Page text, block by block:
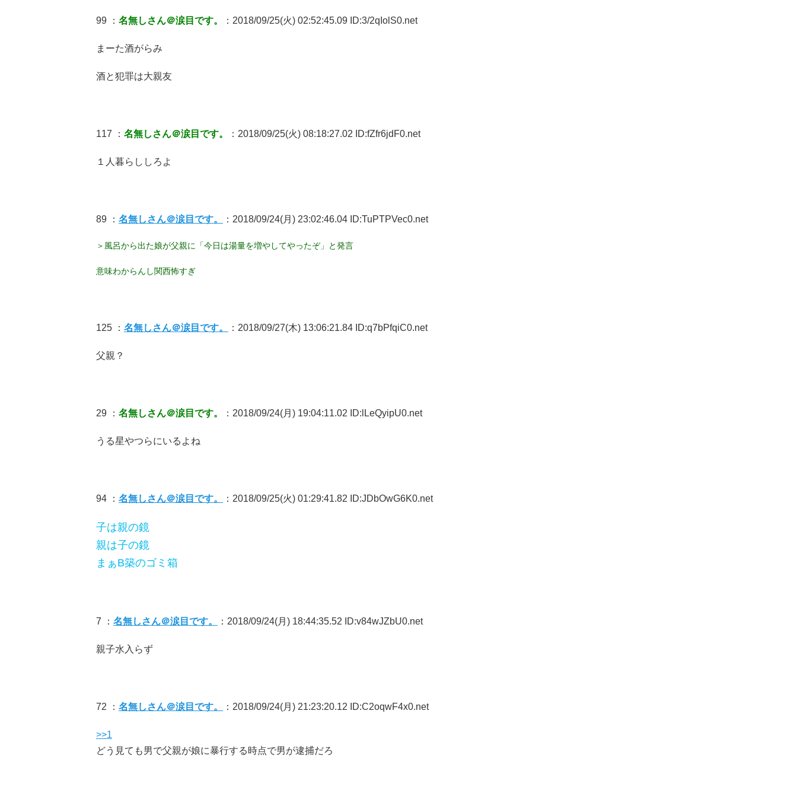
99 ： 名無しさん＠涙目です。 ：2018/09/25(火) 02:52:45.09 ID:3/2qIolS0.net
まーた酒がらみ
酒と犯罪は大親友
117 ： 名無しさん＠涙目です。 ：2018/09/25(火) 08:18:27.02 ID:fZfr6jdF0.net
１人暮らししろよ
89 ： 名無しさん＠涙目です。 ：2018/09/24(月) 23:02:46.04 ID:TuPTPVec0.net
＞風呂から出た娘が父親に「今日は湯量を増やしてやったぞ」と発言
意味わからんし関西怖すぎ
125 ： 名無しさん＠涙目です。 ：2018/09/27(木) 13:06:21.84 ID:q7bPfqiC0.net
父親？
29 ： 名無しさん＠涙目です。 ：2018/09/24(月) 19:04:11.02 ID:lLeQyipU0.net
うる星やつらにいるよね
94 ： 名無しさん＠涙目です。 ：2018/09/25(火) 01:29:41.82 ID:JDbOwG6K0.net
子は親の鏡
親は子の鏡
まぁB築のゴミ箱
7 ： 名無しさん＠涙目です。 ：2018/09/24(月) 18:44:35.52 ID:v84wJZbU0.net
親子水入らず
72 ： 名無しさん＠涙目です。 ：2018/09/24(月) 21:23:20.12 ID:C2oqwF4x0.net
>>1
どう見ても男で父親が娘に暴行する時点で男が逮捕だろ